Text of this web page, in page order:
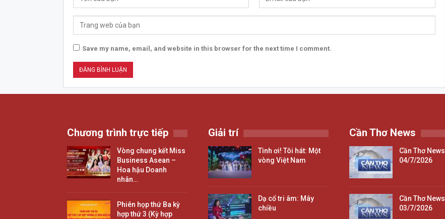
Save my name, email, and website in this browser for the next time I comment.
Chương trình trực tiếp
Vòng chung kết Miss
Business Asean –
Hoa hậu Doanh
nhân…
Phiên họp thứ Ba kỳ
hợp thứ 3 (Kỳ hợp
Giải trí
Tình ơi! Tôi hát: Một
vòng Việt Nam
Dạ cổ tri âm: Mây
chiều
Cần Thơ News
Cần Thơ News |
04/7/2026
Cần Thơ News |
03/7/2026